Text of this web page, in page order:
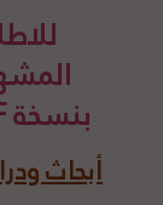
بنسخة PDF، انقر هنا
أبحاث